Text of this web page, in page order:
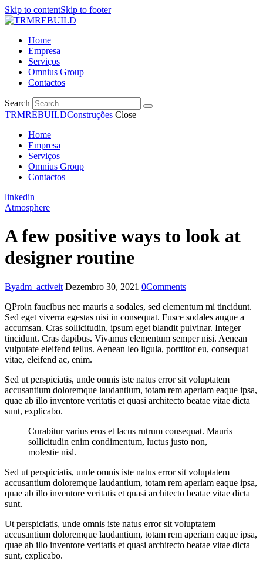
Skip to contentSkip to footer
Home
Empresa
Serviços
Omnius Group
Contactos
Search
TRMREBUILDConstruções Close
Home
Empresa
Serviços
Omnius Group
Contactos
linkedin
Atmosphere
A few positive ways to look at
designer routine
Byadm_activeit Dezembro 30, 2021 0Comments
QProin faucibus nec mauris a sodales, sed elementum mi tincidunt.
Sed eget viverra egestas nisi in consequat. Fusce sodales augue a
accumsan. Cras sollicitudin, ipsum eget blandit pulvinar. Integer
tincidunt. Cras dapibus. Vivamus elementum semper nisi. Aenean
vulputate eleifend tellus. Aenean leo ligula, porttitor eu, consequat
vitae, eleifend ac, enim.
Sed ut perspiciatis, unde omnis iste natus error sit voluptatem
accusantium doloremque laudantium, totam rem aperiam eaque ipsa,
quae ab illo inventore veritatis et quasi architecto beatae vitae dicta
sunt, explicabo.
Curabitur varius eros et lacus rutrum consequat. Mauris
sollicitudin enim condimentum, luctus justo non,
molestie nisl.
Sed ut perspiciatis, unde omnis iste natus error sit voluptatem
accusantium doloremque laudantium, totam rem aperiam eaque ipsa,
quae ab illo inventore veritatis et quasi architecto beatae vitae dicta
sunt.
Ut perspiciatis, unde omnis iste natus error sit voluptatem
accusantium doloremque laudantium, totam rem aperiam eaque ipsa,
quae ab illo inventore veritatis et quasi architecto beatae vitae dicta
sunt, explicabo.